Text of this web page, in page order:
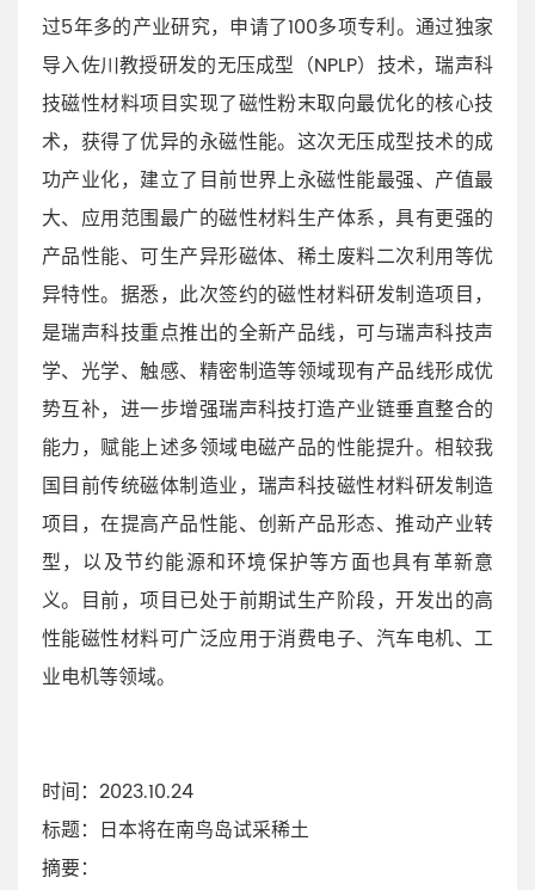
过5年多的产业研究，申请了100多项专利。通过独家
导入佐川教授研发的无压成型（NPLP）技术，瑞声科
技磁性材料项目实现了磁性粉末取向最优化的核心技
术，获得了优异的永磁性能。这次无压成型技术的成
功产业化，建立了目前世界上永磁性能最强、产值最
大、应用范围最广的磁性材料生产体系，具有更强的
产品性能、可生产异形磁体、稀土废料二次利用等优
异特性。据悉，此次签约的磁性材料研发制造项目，
是瑞声科技重点推出的全新产品线，可与瑞声科技声
学、光学、触感、精密制造等领域现有产品线形成优
势互补，进一步增强瑞声科技打造产业链垂直整合的
能力，赋能上述多领域电磁产品的性能提升。相较我
国目前传统磁体制造业，瑞声科技磁性材料研发制造
项目，在提高产品性能、创新产品形态、推动产业转
型，以及节约能源和环境保护等方面也具有革新意
义。目前，项目已处于前期试生产阶段，开发出的高
性能磁性材料可广泛应用于消费电子、汽车电机、工
业电机等领域。
时间：2023.10.24
标题：日本将在南鸟岛试采稀土
摘要：